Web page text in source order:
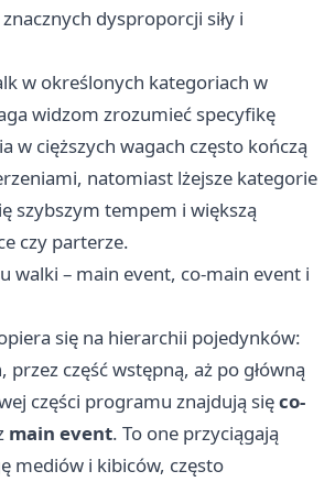
dysproporcji siły i
w określonych kategoriach w
widzom zrozumieć specyfikę
w cięższych wagach często kończą
natomiast lżejsze kategorie
szybszym tempem i większą
czy parterze.
walki – main event, co-main event i
się na hierarchii pojedynków:
przez część wstępną, aż po główną
części programu znajdują sięco-
main event. To one przyciągają
mediów i kibiców, często